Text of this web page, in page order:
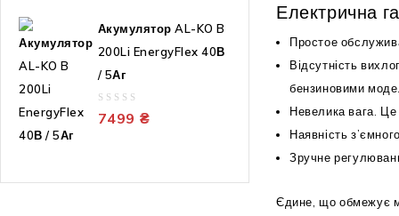
Електрична
Простое
Відсутність
бензиновими
Невелика вага.
Наявність
Зручне
Єдине, що обмежує
Акумулятор AL-KO B
200Li EnergyFlex 40В
/ 5Аг
0
7499 ₴